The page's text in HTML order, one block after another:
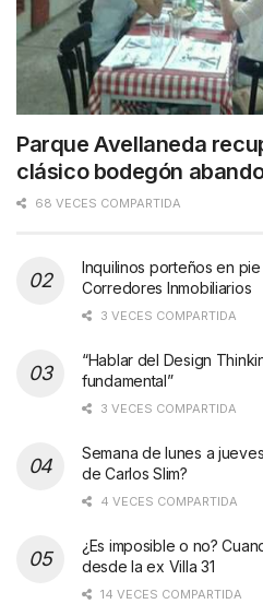
Parque Avellaneda
clásico bodegón
68 VECES COMPARTIDA
Inquilinos porteños en
Corredores Inmobiliarios
3 VECES COMPARTIDA
“Hablar del Design
fundamental”
3 VECES COMPARTIDA
Semana de lunes a
de Carlos Slim?
4 VECES COMPARTIDA
¿Es imposible o no?
desde la ex Villa 31
14 VECES COMPARTIDA